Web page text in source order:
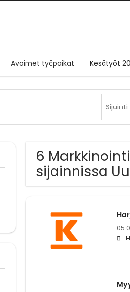
Avoimet työpaikat Kesätyöt
6
sijainnissa